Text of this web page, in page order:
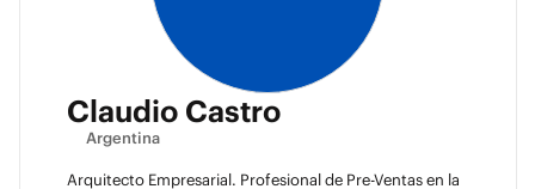
Claudio Castro
Argentina
Arquitecto Empresarial. Profesional de Pre-Ventas en la